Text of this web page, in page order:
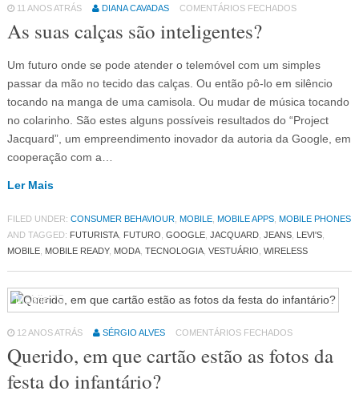
11 ANOS ATRÁS DIANA CAVADAS COMENTÁRIOS FECHADOS
As suas calças são inteligentes?
Um futuro onde se pode atender o telemóvel com um simples
passar da mão no tecido das calças. Ou então pô-lo em silêncio
tocando na manga de uma camisola. Ou mudar de música tocando
no colarinho. São estes alguns possíveis resultados do “Project
Jacquard”, um empreendimento inovador da autoria da Google, em
cooperação com a…
Ler Mais
FILED UNDER: CONSUMER BEHAVIOUR, MOBILE, MOBILE APPS, MOBILE PHONES
AND TAGGED: FUTURISTA, FUTURO GOOGLE, JACQUARD, JEANS, LEVI'S,
MOBILE, MOBILE READY, MODA, TECNOLOGIA, VESTUÁRIO WIRELESS
Mobile75
12 ANOS ATRÁS SÉRGIO ALVES COMENTÁRIOS FECHADOS
Querido, em que cartão estão as fotos da
festa do infantário?